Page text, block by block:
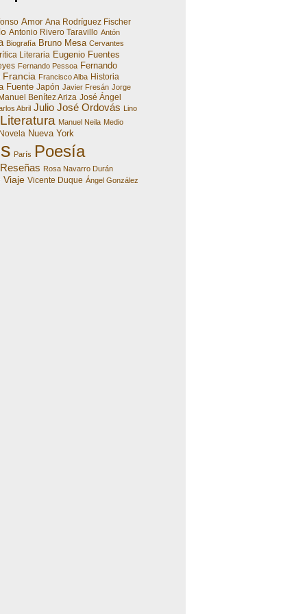
Amor Ana Rodríguez Fischer
Antonio Rivero Taravillo Antón
Biografía Bruno Mesa Cervantes
Literaria Eugenio Fuentes
Fernando Pessoa Fernando
Francia Francisco Alba Historia
Fuente Japón Javier Fresán Jorge
Benítez Ariza José Ángel
Abril Julio José Ordovás Lino
Literatura Manuel Neila Medio
Novela Nueva York
París Poesía
Reseñas Rosa Navarro Durán
Viaje Vicente Duque Ángel González